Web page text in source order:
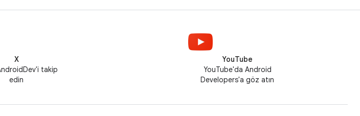
X
takip
edin
YouTube
YouTube'da Android
Developers'a göz atın